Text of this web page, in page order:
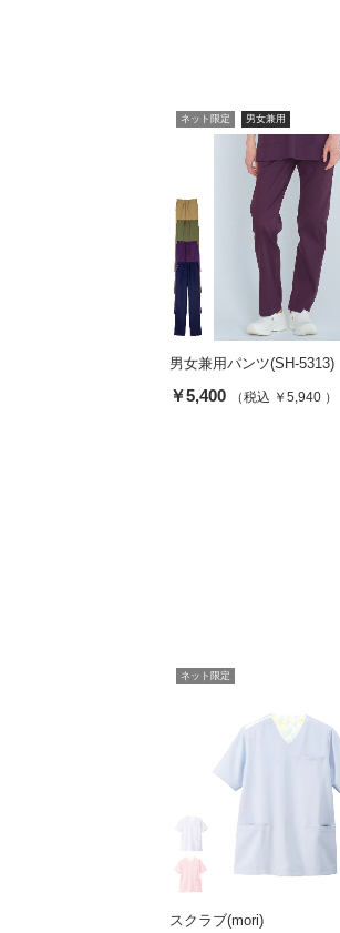
ネット限定 男女兼用
男女兼用パンツ(SH-5313)
￥5,400 （税込 ￥5,940 ）
ネット限定
スクラブ(mori)